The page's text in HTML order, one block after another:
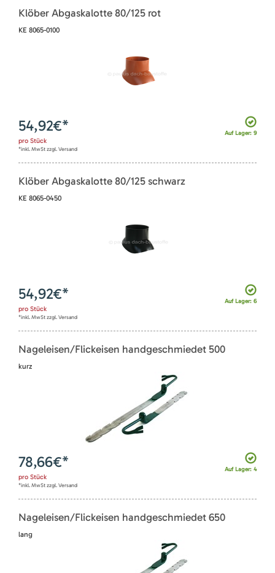
Klöber Abgaskalotte 80/125 rot
KE 8065-0100
Auf Lager: 9
54,92€*
pro Stück
*inkl. MwSt zzgl. Versand
Klöber Abgaskalotte 80/125 schwarz
KE 8065-0450
Auf Lager: 6
54,92€*
pro Stück
*inkl. MwSt zzgl. Versand
Nageleisen/Flickeisen handgeschmiedet 500
kurz
Auf Lager: 4
78,66€*
pro Stück
*inkl. MwSt zzgl. Versand
Nageleisen/Flickeisen handgeschmiedet 650
lang